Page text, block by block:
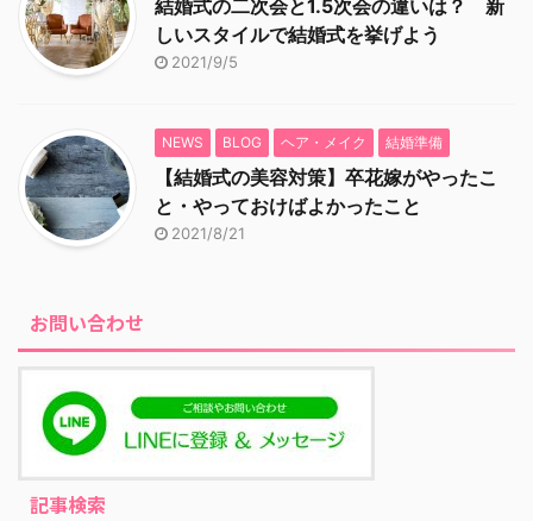
結婚式の二次会と1.5次会の違いは？ 新
しいスタイルで結婚式を挙げよう
2021/9/5
NEWS BLOG ヘア・メイク 結婚準備
【結婚式の美容対策】卒花嫁がやったこ
と・やっておけばよかったこと
2021/8/21
お問い合わせ
記事検索